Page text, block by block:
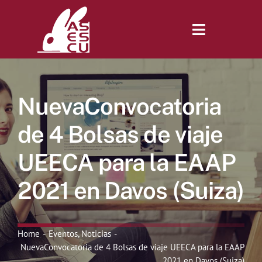
Toggle
Revista
Tienda
Lonjas
Symposiums
NuevaConvocatoria
de 4 Bolsas de viaje
UEECA para la EAAP
2021 en Davos (Suiza)
Home Eventos Noticias
NuevaConvocatoria de 4 Bolsas de viaje UEECA para la EAAP